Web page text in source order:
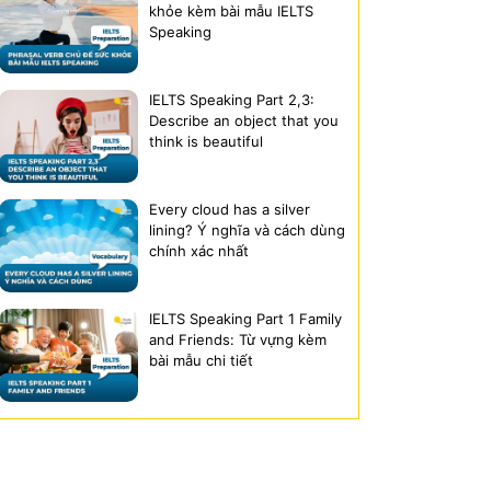
khỏe kèm bài mẫu IELTS
Speaking
IELTS Speaking Part 2,3:
Describe an object that you
think is beautiful
Every cloud has a silver
lining? Ý nghĩa và cách dùng
chính xác nhất
IELTS Speaking Part 1 Family
and Friends: Từ vựng kèm
bài mẫu chi tiết